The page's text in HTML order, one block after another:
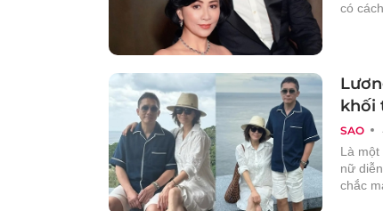
có
SAO
khối
Là
nữ
chắc